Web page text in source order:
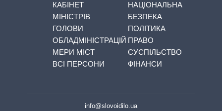
КАБІНЕТ
МІНІСТРІВ
ГОЛОВИ
ОБЛАДМІНІСТРАЦІЙ
МЕРИ МІСТ
ВСІ ПЕРСОНИ
НАЦІОНАЛЬНА
БЕЗПЕКА
ПОЛІТИКА
ПРАВО
СУСПІЛЬСТВО
ФІНАНСИ
info@slovoidilo.ua